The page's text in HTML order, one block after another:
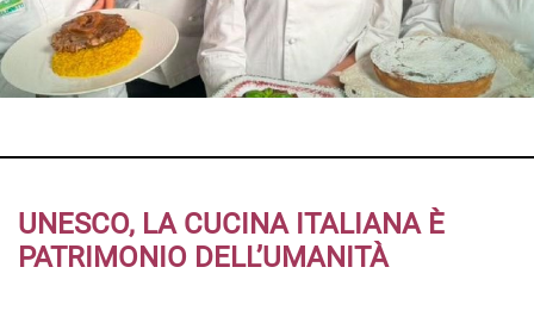
UNESCO, LA CUCINA ITALIANA È
PATRIMONIO DELL’UMANITÀ